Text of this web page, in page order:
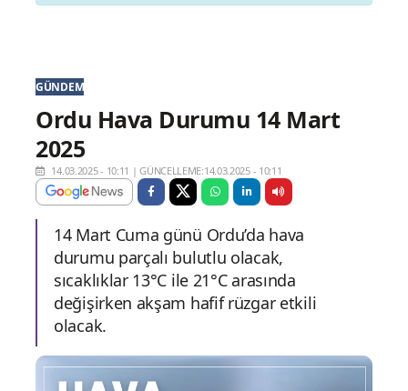
GÜNDEM
Ordu Hava Durumu 14 Mart
2025
14.03.2025 - 10:11 |GÜNCELLEME:14.03.2025 - 10:11
14 Mart Cuma günü Ordu’da hava
durumu parçalı bulutlu olacak,
sıcaklıklar 13°C ile 21°C arasında
değişirken akşam hafif rüzgar etkili
olacak.